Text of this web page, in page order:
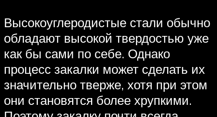
Высокоуглеродистые стали обычно
обладают высокой твердостью уже
как бы сами по себе. Однако
процесс закалки может сделать их
значительно тверже, хотя при этом
они становятся более хрупкими.